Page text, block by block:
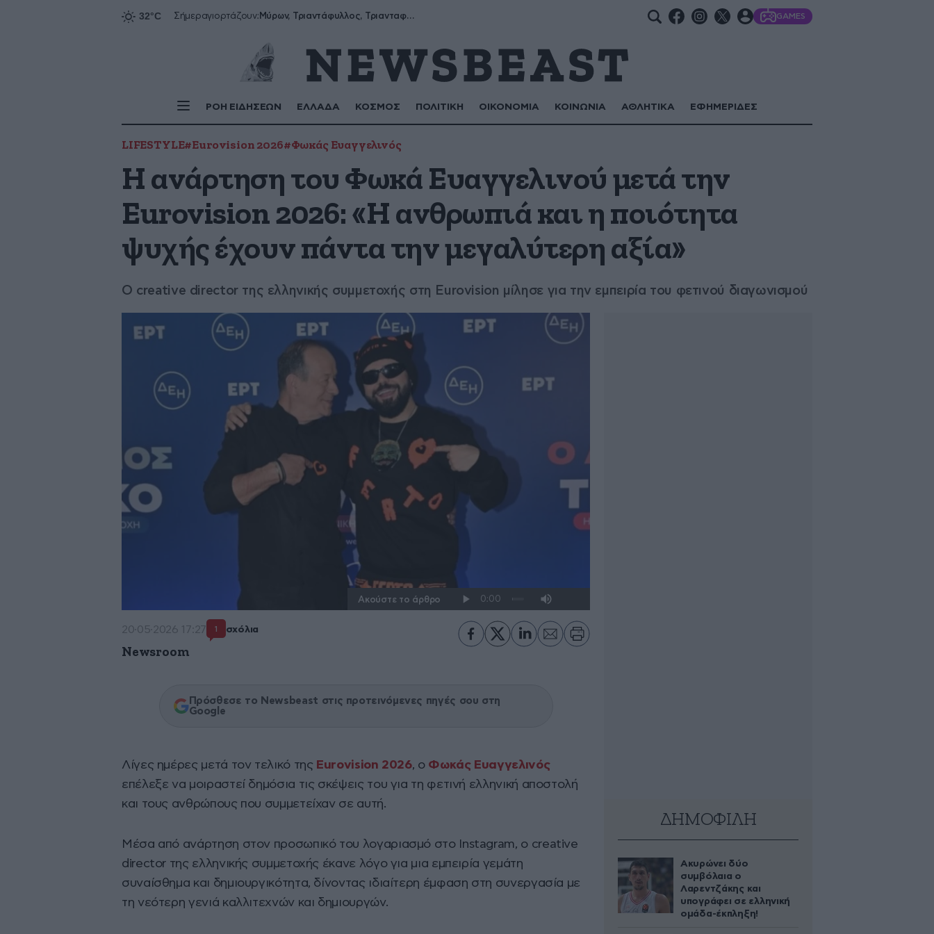
Σήμεραγιορτάζουν: Μύρων, Τριαντάφυλλος, Τριανταφυλλιά, Φυλλιώ, Ρόζα GAMES
ΡΟΗ ΕΙΔΗΣΕΩΝ ΕΛΛΑΔΑ ΚΟΣΜΟΣ ΠΟΛΙΤΙΚΗ ΟΙΚΟΝΟΜΙΑ ΚΟΙΝΩΝΙΑ ΑΘΛΗΤΙΚΑ ΕΦΗΜΕΡΙΔΕΣ
LIFESTYLE#Eurovision 2026#Φωκάς Ευαγγελινός
Η ανάρτηση του Φωκά Ευαγγελινού μετά την
Eurovision 2026: «Η ανθρωπιά και η ποιότητα
ψυχής έχουν πάντα την μεγαλύτερη αξία»
Ο creative director της ελληνικής συμμετοχής στη Eurovision μίλησε για την εμπειρία του φετινού διαγωνισμού
Ακούστε το άρθρο
20·05·2026 17:27 1 σχόλια
Newsroom
Πρόσθεσε το Newsbeast στις προτεινόμενες πηγές σου στη
Google
Λίγες ημέρες μετά τον τελικό της Eurovision 2026, ο Φωκάς Ευαγγελινός
επέλεξε να μοιραστεί δημόσια τις σκέψεις του για τη φετινή ελληνική αποστολή
και τους ανθρώπους που συμμετείχαν σε αυτή.
Μέσα από ανάρτηση στον προσωπικό του λογαριασμό στο Instagram, ο creative
director της ελληνικής συμμετοχής έκανε λόγο για μια εμπειρία γεμάτη
συναίσθημα και δημιουργικότητα, δίνοντας ιδιαίτερη έμφαση στη συνεργασία με
τη νεότερη γενιά καλλιτεχνών και δημιουργών.
ΔΗΜΟΦΙΛΗ
Ακυρώνει δύο
συμβόλαια ο
Λαρεντζάκης και
υπογράφει σε ελληνική
ομάδα-έκπληξη!